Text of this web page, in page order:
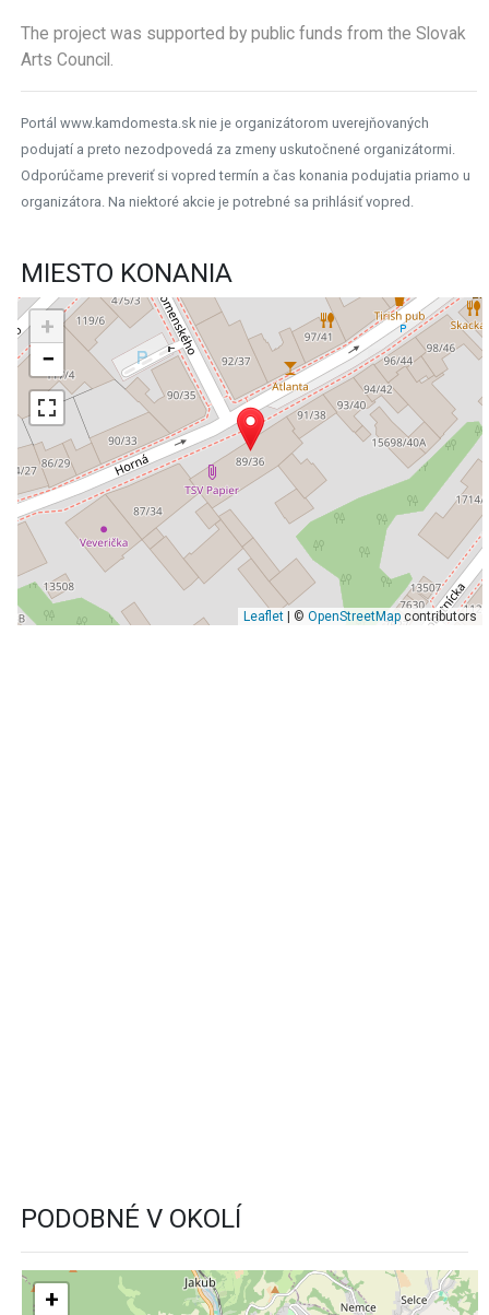
The project was supported by public funds from the Slovak
Arts Council.
Portál www.kamdomesta.sk nie je organizátorom uverejňovaných
podujatí a preto nezodpovedá za zmeny uskutočnené organizátormi.
Odporúčame preveriť si vopred termín a čas konania podujatia priamo u
organizátora. Na niektoré akcie je potrebné sa prihlásiť vopred.
MIESTO KONANIA
+
−
Leaflet| © OpenStreetMapcontributors
PODOBNÉ V OKOLÍ
+